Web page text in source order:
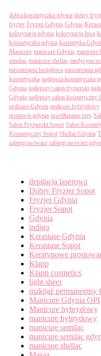
dobra kosmetyczka gdynia dobry
fryzjer Fryzjer Gdynia Gdynia
koloryzacja gdynia koloryzacja Inoa
kosmetyczka gdynia kosmetyka
Manicure manicure Gdynia manicure
semilac manicure shellac medycyna
mezoterapia bezigłowa mezoterapia
kosmetyczka najlepsza kosmetyczka
Gdynia najlepszy salon fryzjerski
Gdynia najlepszy salon kosmetyczny
pedicure Gdynia pedicure hybrydowy
promocje gdynia przedłużanie rzęs
Salon Fryzjerski Sopot Salon
Kosmetyczny Sopot Shellac Gdynia
zabiegi na twarz zabiegi na twarz
depilacja laserowa
Dobry Fryzjer Sopot
Fryzjer Gdynia
Fryzjer Sopot
Gdynia
indigo
Kerastase Gdynia
Kerastase Sopot
Keratynowe
Klapp
Klapp cosmetics
light sheer
makijaż permanentny
Manicure Gdynia OPI
Manicure hybrydowy
manicure hybrydowy
manicure semilac
manicure semilac
manicure shellac